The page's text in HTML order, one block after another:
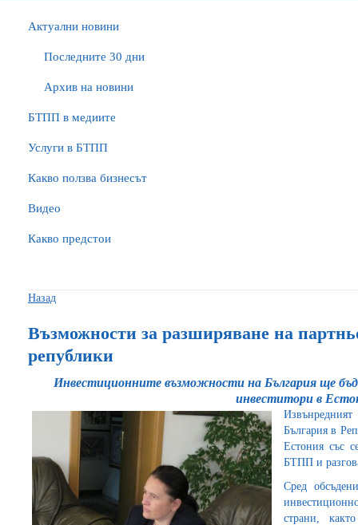
Актуални новини
Последните 30 дни
Архив на новини
БTПП в медиите
Услуги в БТПП
Какво ползва бизнесът
Видео
Какво предстои
Назад
Възможности за разширяване на
републики
Инвестиционните възможности на България ще
инвеститори в
България в
Естония със
БТПП и
Сред
страни,